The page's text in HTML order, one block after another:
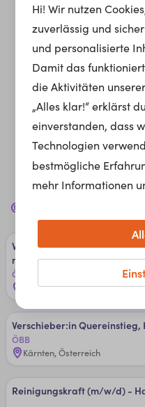
Ver­schie­ber:in
nau am In­n/E­ben­see/­
ÖBB
Attnang-Puchheim, Österreich
Ver­schie­ber:in
ÖBB
Kärnten, Österreich
Rei­ni­gungs­kraf­t (m/w/d) -
Hi! Wir nutzen
zuverlässig und
und personalisierte
Damit das
die Aktivitäten
„Alles klar!“ erklärst
einverstanden, dass
Technologien
bestmögliche
mehr Informationen